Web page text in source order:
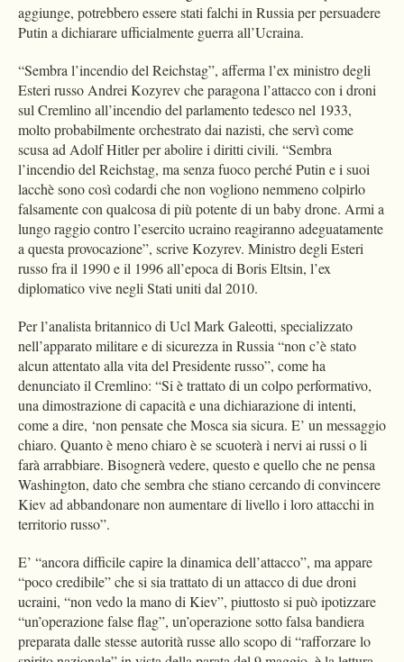
aggiunge, potrebbero essere stati falchi in Russia per persuadere
Putin a dichiarare ufficialmente guerra all’Ucraina.
“Sembra l’incendio del Reichstag”, afferma l’ex ministro degli
Esteri russo Andrei Kozyrev che paragona l’attacco con i droni
sul Cremlino all’incendio del parlamento tedesco nel 1933,
molto probabilmente orchestrato dai nazisti, che servì come
scusa ad Adolf Hitler per abolire i diritti civili. “Sembra
l’incendio del Reichstag, ma senza fuoco perché Putin e i suoi
lacchè sono così codardi che non vogliono nemmeno colpirlo
falsamente con qualcosa di più potente di un baby drone. Armi a
lungo raggio contro l’esercito ucraino reagiranno adeguatamente
a questa provocazione”, scrive Kozyrev. Ministro degli Esteri
russo fra il 1990 e il 1996 all’epoca di Boris Eltsin, l’ex
diplomatico vive negli Stati uniti dal 2010.
Per l’analista britannico di Ucl Mark Galeotti, specializzato
nell’apparato militare e di sicurezza in Russia “non c’è stato
alcun attentato alla vita del Presidente russo”, come ha
denunciato il Cremlino: “Si è trattato di un colpo performativo,
una dimostrazione di capacità e una dichiarazione di intenti,
come a dire, ‘non pensate che Mosca sia sicura. E’ un messaggio
chiaro. Quanto è meno chiaro è se scuoterà i nervi ai russi o li
farà arrabbiare. Bisognerà vedere, questo e quello che ne pensa
Washington, dato che sembra che stiano cercando di convincere
Kiev ad abbandonare non aumentare di livello i loro attacchi in
territorio russo”.
E’ “ancora difficile capire la dinamica dell’attacco”, ma appare
“poco credibile” che si sia trattato di un attacco di due droni
ucraini, “non vedo la mano di Kiev”, piuttosto si può ipotizzare
“un’operazione false flag”, un’operazione sotto falsa bandiera
preparata dalle stesse autorità russe allo scopo di “rafforzare lo